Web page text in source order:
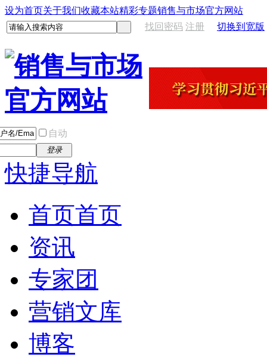
设为首页关于我们收藏本站精彩专题销售与市场官方网站
找回密码 注册 切换到宽版
自动
登录
快捷导航
首页首页
资讯
专家团
营销文库
博客